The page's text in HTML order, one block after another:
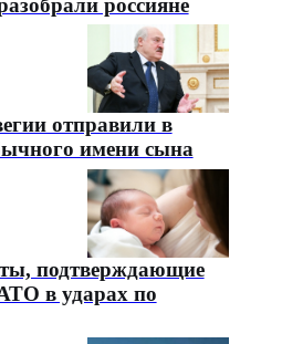
россияне
отправили в
имени сына
подтверждающие
в ударах по